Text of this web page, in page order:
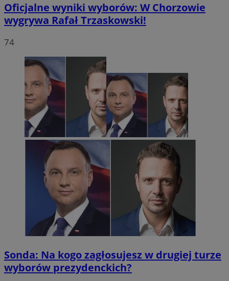
Oficjalne wyniki wyborów: W Chorzowie
wygrywa Rafał Trzaskowski!
74
Sonda: Na kogo zagłosujesz w drugiej turze
wyborów prezydenckich?